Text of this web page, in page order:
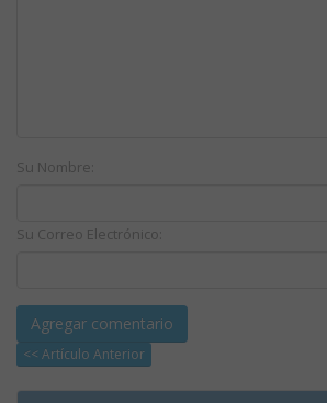
Su Nombre:
Su Correo Electrónico:
<< Artículo Anterior